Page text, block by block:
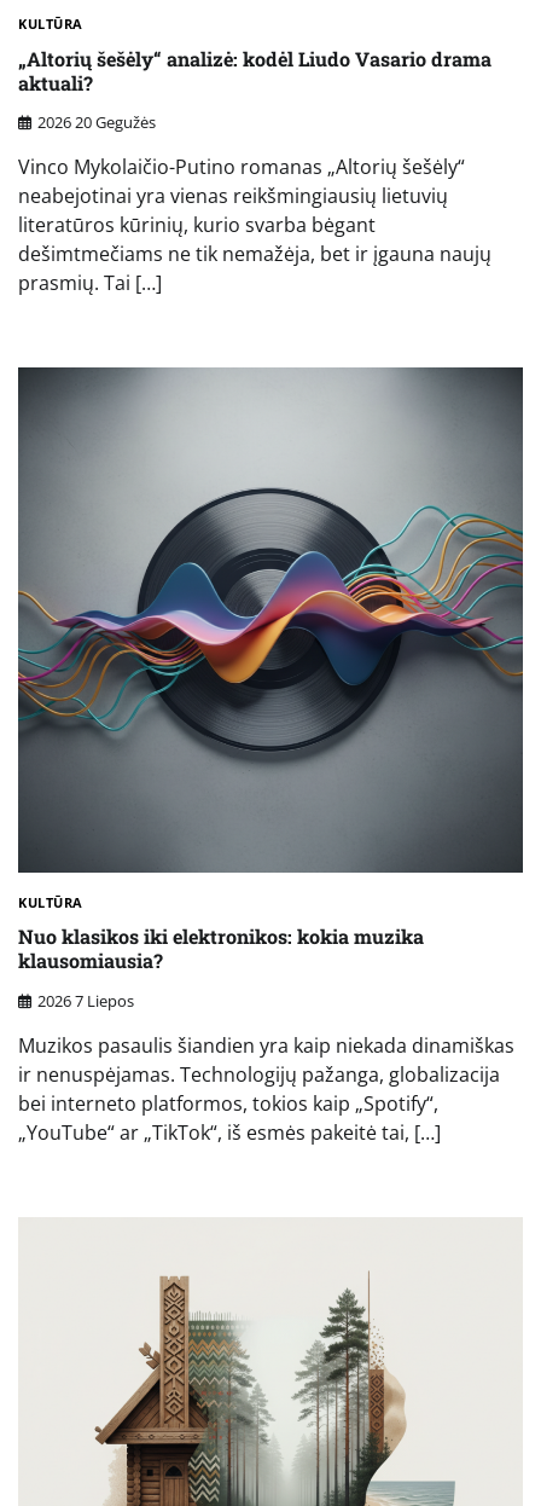
KULTŪRA
„Altorių šešėly“ analizė: kodėl Liudo Vasario drama
aktuali?
2026 20 Gegužės
Vinco Mykolaičio-Putino romanas „Altorių šešėly“
neabejotinai yra vienas reikšmingiausių lietuvių
literatūros kūrinių, kurio svarba bėgant
dešimtmečiams ne tik nemažėja, bet ir įgauna naujų
prasmių. Tai […]
KULTŪRA
Nuo klasikos iki elektronikos: kokia muzika
klausomiausia?
2026 7 Liepos
Muzikos pasaulis šiandien yra kaip niekada dinamiškas
ir nenuspėjamas. Technologijų pažanga, globalizacija
bei interneto platformos, tokios kaip „Spotify“,
„YouTube“ ar „TikTok“, iš esmės pakeitė tai, […]